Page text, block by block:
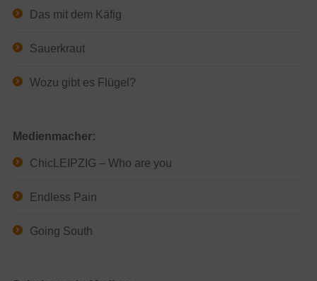
Das mit dem Käfig
Sauerkraut
Wozu gibt es Flügel?
Medienmacher:
ChicLEIPZIG – Who are you
Endless Pain
Going South